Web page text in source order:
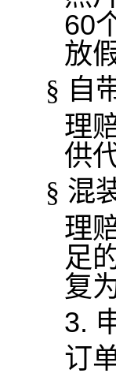
60
放
§ 自
理
供
§ 混
理
足
复
3.
订